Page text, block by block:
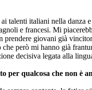
talenti italiani nella danza
e francesi. Mi
prendere giovani già
che però mi hanno già
decisiva legata alla
per qualcosa che non è